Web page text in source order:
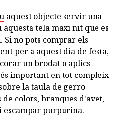
aquest objecte servir una
aquesta tela maxi nit que es
Si no pots comprar els
per a aquest dia de festa,
un brodat o aplics
important en tot compleix
la taula de gerro
colors, branques d'avet,
escampar purpurina.